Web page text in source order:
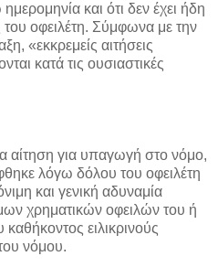
και ότι δεν έχει ήδη
οφειλέτη. Σύμφωνα με την
«εκκρεμείς αιτήσεις
κατά τις ουσιαστικές
αίτηση για υπαγωγή στο νόμο,
λόγω δόλου του οφειλέτη
και γενική αδυναμία
χρηματικών οφειλών του ή
ειλικρινούς
νόμου.